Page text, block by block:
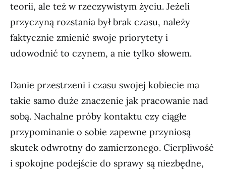
teorii, ale też w rzeczywistym życiu. Jeżeli
przyczyną rozstania był brak czasu, należy
faktycznie zmienić swoje priorytety i
udowodnić to czynem, a nie tylko słowem.
Danie przestrzeni i czasu swojej kobiecie ma
takie samo duże znaczenie jak pracowanie nad
sobą. Nachalne próby kontaktu czy ciągłe
przypominanie o sobie zapewne przyniosą
skutek odwrotny do zamierzonego. Cierpliwość
i spokojne podejście do sprawy są niezbędne,